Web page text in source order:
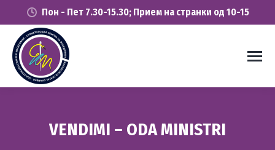
Пон - Пет 7.30-15.30; Прием на странки од 10-15
VENDIMI – ODA MINISTRI